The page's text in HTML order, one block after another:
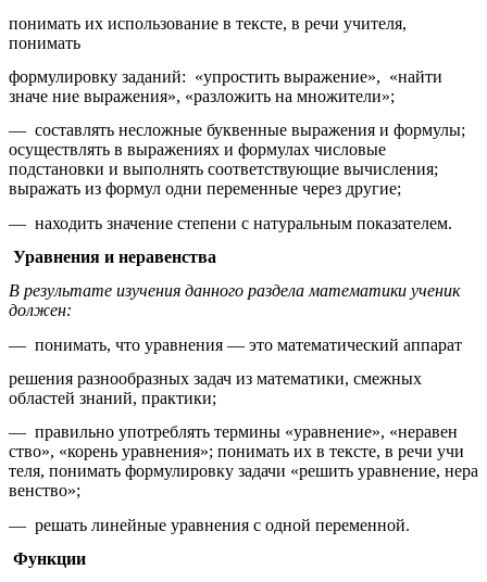
понимать их использование в тексте, в речи учителя,
понимать
формулировку заданий: «упростить выражение», «найти
значе ние выражения», «разложить на множители»;
— составлять несложные буквенные выражения и формулы;
осуществлять в выражениях и формулах числовые
подстановки и выполнять соответствующие вычисления;
выражать из формул одни переменные через другие;
— находить значение степени с натуральным показателем.
Уравнения и неравенства
В результате изучения данного раздела математики ученик
должен:
— понимать, что уравнения — это математический аппарат
решения разнообразных задач из математики, смежных
областей знаний, практики;
— правильно употреблять термины «уравнение», «неравен
ство», «корень уравнения»; понимать их в тексте, в речи учи
теля, понимать формулировку задачи «решить уравнение, нера
венство»;
— решать линейные уравнения с одной переменной.
Функции